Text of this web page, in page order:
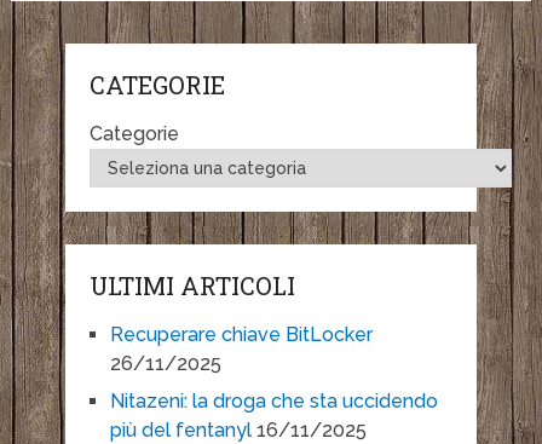
CATEGORIE
Categorie
ULTIMI ARTICOLI
Recuperare chiave BitLocker
26/11/2025
Nitazeni: la droga che sta uccidendo
più del fentanyl 16/11/2025